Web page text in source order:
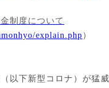
制度について
explain.php ）
以下新型コロナ）が猛